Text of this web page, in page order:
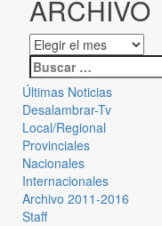
ARCHIVO
Últimas Noticias
Desalambrar-Tv
Local/Regional
Provinciales
Nacionales
Internacionales
Archivo 2011-2016
Staff